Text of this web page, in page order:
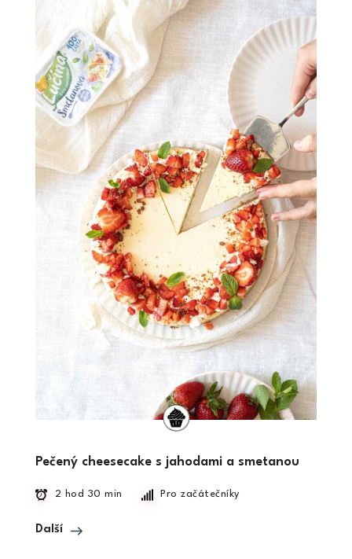
Pečený cheesecake s jahodami a smetanou
2 hod 30 min Pro začátečníky
Další